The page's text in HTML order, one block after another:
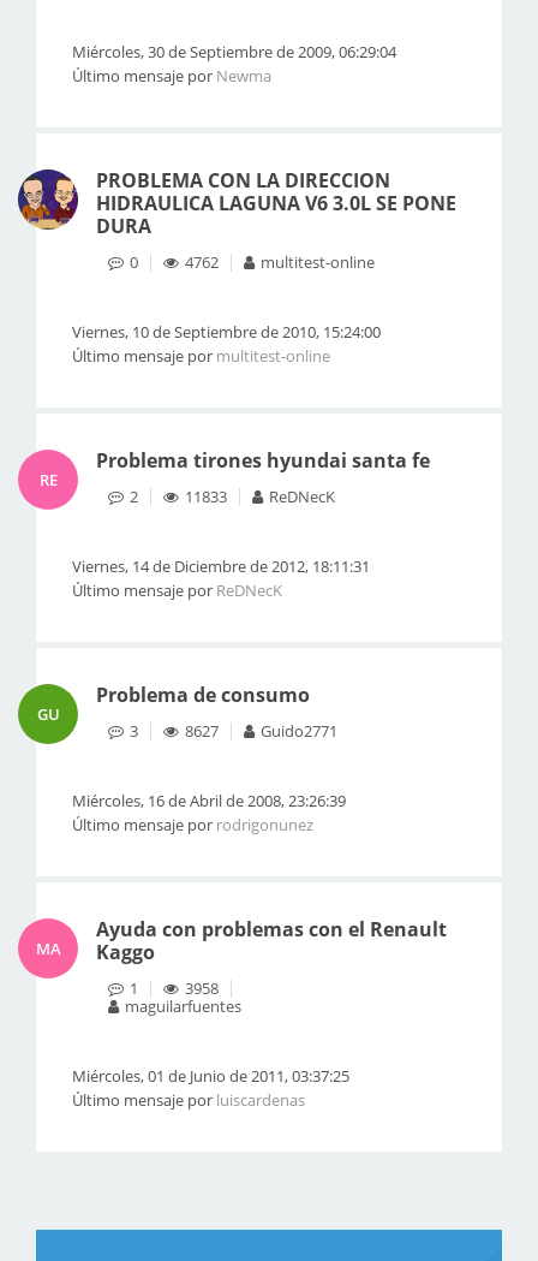
Miércoles, 30 de Septiembre de 2009, 06:29:04
Último mensaje por Newma
PROBLEMA CON LA DIRECCION
HIDRAULICA LAGUNA V6 3.0L SE PONE
DURA
0 4762 multitest-online
Viernes, 10 de Septiembre de 2010, 15:24:00
Último mensaje por multitest-online
RE
Problema tirones hyundai santa fe
2 11833 ReDNecK
Viernes, 14 de Diciembre de 2012, 18:11:31
Último mensaje por ReDNecK
GU
Problema de consumo
3 8627 Guido2771
Miércoles, 16 de Abril de 2008, 23:26:39
Último mensaje por rodrigonunez
MA
Ayuda con problemas con el Renault
Kaggo
1
3958
maguilarfuentes
Miércoles, 01 de Junio de 2011, 03:37:25
Último mensaje por luiscardenas